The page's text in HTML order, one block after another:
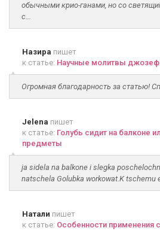
обычными крио-ганами, но со
с...
Назира пишет
к статье: Научные молитвы
Огромная благодарность за статью!
Jelena пишет
к статье: Голубь сидит на балконе
предметы
ja sidela na balkone i slegka
natschela Golubka workowat.K tschemu
Натали пишет
к статье: Особенности применения